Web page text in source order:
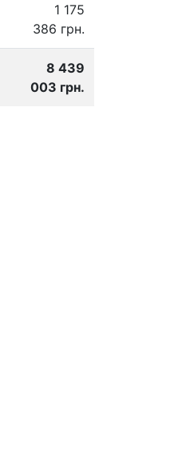
1 175
386 грн.
8 439
003 грн.